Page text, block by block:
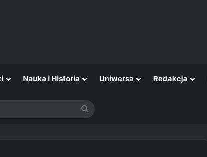
Nauka i Historia Uniwersa Redakcja